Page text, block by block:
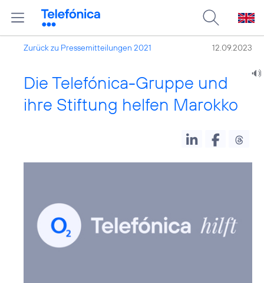
Zurück zu Pressemitteilungen 2021 12.09.2023
Die Telefónica-Gruppe und
ihre Stiftung helfen Marokko